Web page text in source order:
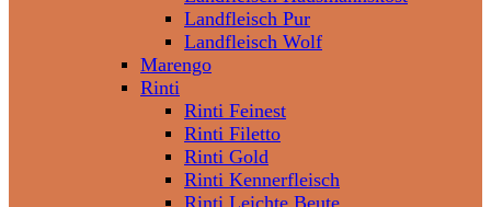
Landfleisch Pur
Landfleisch Wolf
Marengo
Rinti
Rinti Feinest
Rinti Filetto
Rinti Gold
Rinti Kennerfleisch